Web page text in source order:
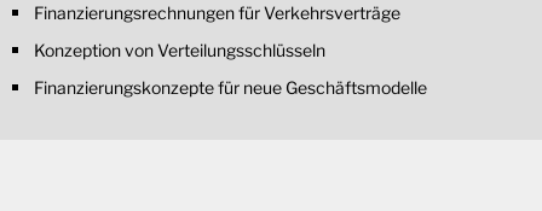
Finanzierungsrechnungen für Verkehrsverträge
Konzeption von Verteilungsschlüsseln
Finanzierungskonzepte für neue Geschäftsmodelle